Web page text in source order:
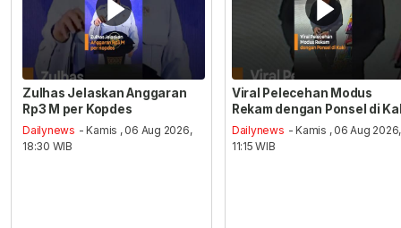
Zulhas Jelaskan Anggaran
Rp3 M per Kopdes
Dailynews - Kamis , 06 Aug 2026,
18:30 WIB
Viral Pelecehan Modus
Rekam dengan Ponsel di
Dailynews - Kamis , 06 Aug 2026,
11:15 WIB